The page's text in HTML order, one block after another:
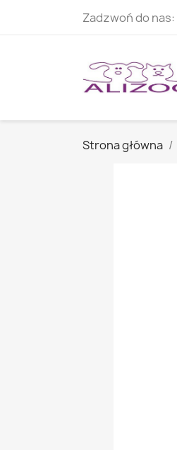
Zadzwoń do nas:
Strona główna